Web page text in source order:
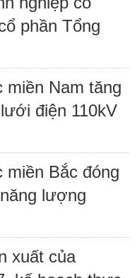
phần Tổng
Nam tăng
điện 110kV
Bắc đóng
lượng
xuất của